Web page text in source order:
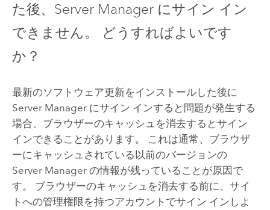
た後、 Server Managerにサイン イン
できません。 どうすればよいです
か？
最新のソフトウェア更新をインストールした後に
Server Managerにサイン インすると問題が発生する
場合、ブラウザーのキャッシュを消去するとサイン
インできることがあります。 これは通常、ブラウザ
ーにキャッシュされている以前のバージョンの
Server Managerの情報が残っていることが原因で
す。 ブラウザーのキャッシュを消去する前に、サイ
トへの管理権限を持つアカウントでサイン インしよ